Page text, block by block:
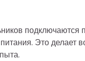
подключаются
Это делает